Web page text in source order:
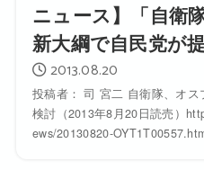
ニュース】「自衛
新大綱で自民党が
2013.08.20
投稿者： 司 宮二 自衛隊、オ
検討（2013年8月20日読売）
ews/20130820-